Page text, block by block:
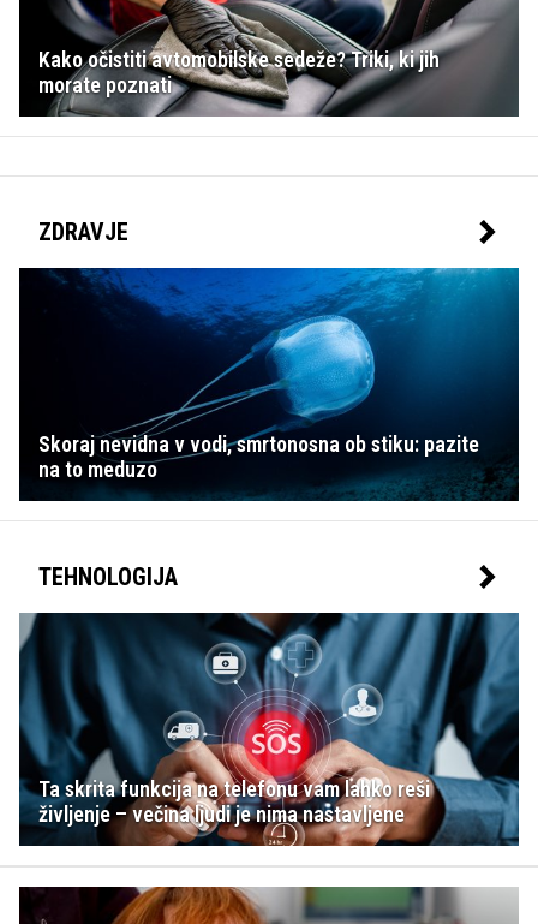
Kako očistiti avtomobilske sedeže? Triki, ki jih
morate poznati
ZDRAVJE
Skoraj nevidna v vodi, smrtonosna ob stiku: pazite
na to meduzo
TEHNOLOGIJA
Ta skrita funkcija na telefonu vam lahko reši
življenje – večina ljudi je nima nastavljene